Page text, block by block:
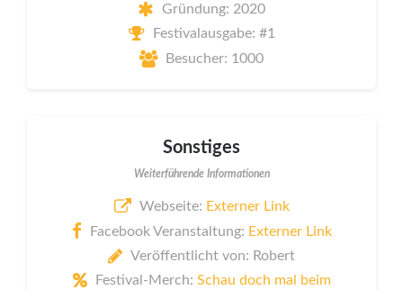
Gründung: 2020
Festivalausgabe: #1
Besucher: 1000
Sonstiges
Weiterführende Informationen
Webseite: Externer Link
Facebook Veranstaltung: Externer Link
Veröffentlicht von: Robert
Festival-Merch: Schau doch mal beim